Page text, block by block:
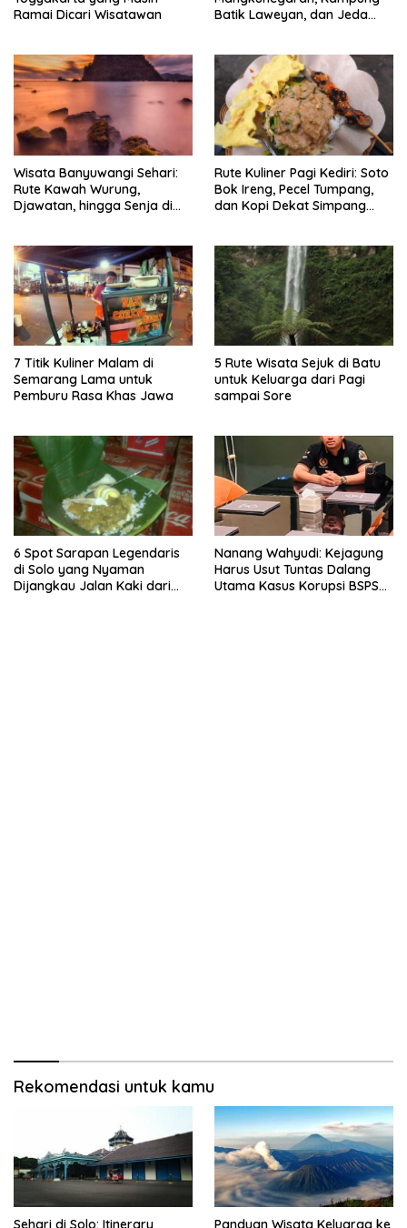
Ramai Dicari Wisatawan
Batik Laweyan, dan Jeda
Wisata Banyuwangi Sehari:
Rute Kawah Wurung,
Djawatan, hingga Senja di
Rute Kuliner Pagi Kediri: Soto
Bok Ireng, Pecel Tumpang,
dan Kopi Dekat Simpang
7 Titik Kuliner Malam di
Semarang Lama untuk
Pemburu Rasa Khas Jawa
5 Rute Wisata Sejuk di Batu
untuk Keluarga dari Pagi
sampai Sore
6 Spot Sarapan Legendaris
di Solo yang Nyaman
Dijangkau Jalan Kaki dari
Nanang Wahyudi: Kejagung
Harus Usut Tuntas Dalang
Utama Kasus Korupsi BSPS
Rekomendasi untuk kamu
Sehari di Solo: Itinerary
Panduan Wisata Keluarga ke